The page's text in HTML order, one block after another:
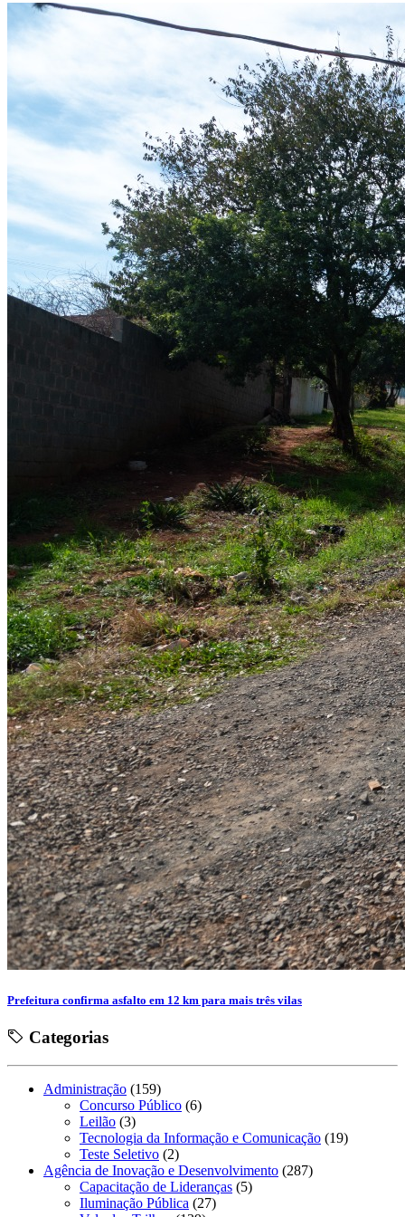
Prefeitura confirma asfalto em 12 km para mais três vilas
Categorias
Administração (159)
Concurso Público (6)
Leilão (3)
Tecnologia da Informação e Comunicação (19)
Teste Seletivo (2)
Agência de Inovação e Desenvolvimento (287)
Capacitação de Lideranças (5)
Iluminação Pública (27)